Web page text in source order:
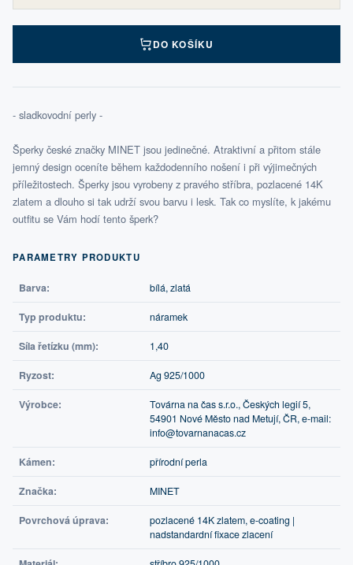
DO KOŠÍKU
- sladkovodní perly -
Šperky české značky MINET jsou jedinečné. Atraktivní a přitom stále
jemný design oceníte během každodenního nošení i při výjimečných
příležitostech. Šperky jsou vyrobeny z pravého stříbra, pozlacené 14K
zlatem a dlouho si tak udrží svou barvu i lesk. Tak co myslíte, k jakému
outfitu se Vám hodí tento šperk?
PARAMETRY PRODUKTU
Barva: bílá, zlatá
Typ produktu: náramek
Síla řetízku (mm): 1,40
Ryzost: Ag 925/1000
Výrobce:
Továrna na čas s.r.o., Českých legií 5,
54901 Nové Město nad Metují, ČR, e-mail:
info@tovarnanacas.cz
Kámen: přírodní perla
Značka: MINET
Povrchová úprava:
pozlacené 14K zlatem, e-coating |
nadstandardní fixace zlacení